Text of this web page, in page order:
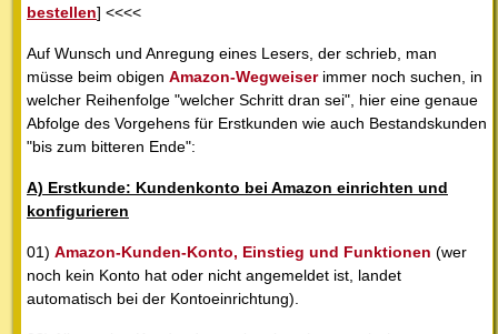
bestellen] <<<<
Auf Wunsch und Anregung eines Lesers, der schrieb, man
müsse beim obigen Amazon-Wegweiserimmer noch suchen, in
welcher Reihenfolge "welcher Schritt dran sei", hier eine genaue
Abfolge des Vorgehens für Erstkunden wie auch Bestandskunden
"bis zum bitteren Ende":
A) Erstkunde: Kundenkonto bei Amazon einrichten und
konfigurieren
01) Amazon-Kunden-Konto, Einstieg und Funktionen (wer
noch kein Konto hat oder nicht angemeldet ist, landet
automatisch bei der Kontoeinrichtung).